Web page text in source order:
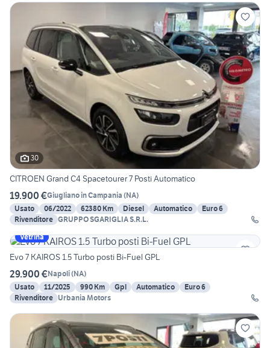
30
CITROEN Grand C4 Spacetourer 7 Posti Automatico
19.900 €Giugliano in Campania (NA)
Usato
06/2022 62380 Km Diesel Automatico
Euro 6
Rivenditore GRUPPO SGARIGLIA S.R.L.
Vetrina
Evo 7 KAIROS 1.5 Turbo posti Bi-Fuel GPL
29.900 €Napoli(NA)
Usato
11/2025 990 Km Gpl Automatico
Euro 6
Rivenditore Urbania Motors